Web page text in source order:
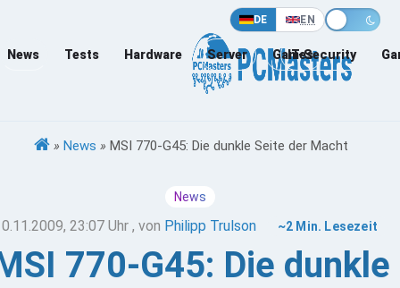
DE EN
News Tests Hardware Server Games
IT-Security
» News » MSI 770-G45: Die dunkle Seite der Macht
News
23:07 Uhr , von Philipp Trulson ~2 Min. Lesezeit
770-G45: Die dunkle